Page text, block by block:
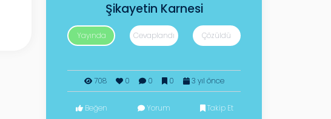
Şikayetin Karnesi
Yayında Cevaplandı Çözüldü
708 0 0 0 3 yıl önce
Beğen Yorum Takip Et